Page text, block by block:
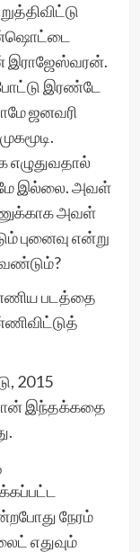
இராஜேஸ்வரன்.
இரண்டே
ஜனவரி
எழுதுவதால்
இல்லை. அவள்
அவள்
புனைவு என்று
படத்தை
2015
இந்தக்கதை
நேரம்
எதுவும்